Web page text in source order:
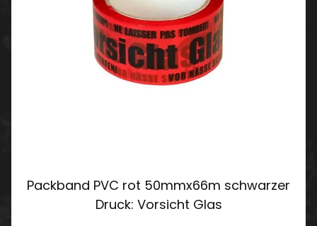
Packband PVC rot 50mmx66m schwarzer
Druck: Vorsicht Glas